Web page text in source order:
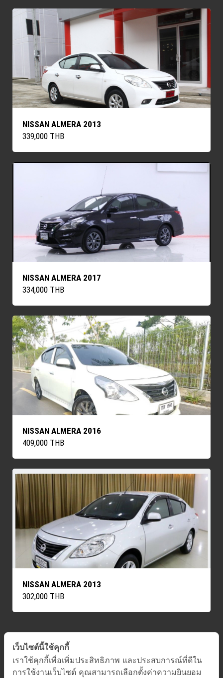
NISSAN ALMERA 2013
339,000 THB
NISSAN ALMERA 2017
334,000 THB
NISSAN ALMERA 2016
409,000 THB
NISSAN ALMERA 2013
302,000 THB
เว็บไซต์นี้ใช้คุกกี้
เราใช้คุกกี้เพื่อเพิ่มประสิทธิภาพ และประสบการณ์ที่ดีใน
การใช้งานเว็บไซต์ คุณสามารถเลือกตั้งค่าความยินยอม